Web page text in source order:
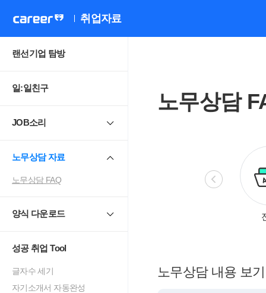
취업자료
랜선기업 탐방
일:일친구
JOB소리
노무상담 자료
노무상담 FAQ
양식 다운로드
성공 취업 Tool
글자수 세기
자기소개서 자동완성
노무상담
비정규직 모성보호
노무상담 내용 보기